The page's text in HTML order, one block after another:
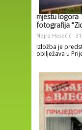
mjestu logora
fotografija
Nejra Hasečić
Izložba je
obilježava u